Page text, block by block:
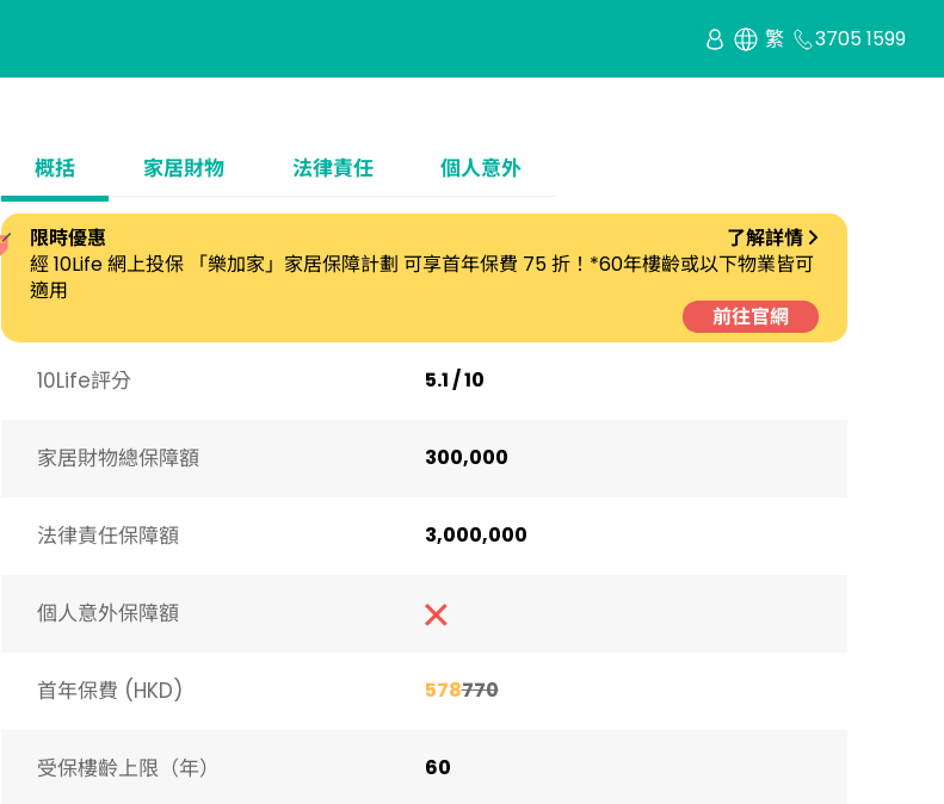
繁 3705 1599
概括 家居財物 法律責任 個人意外
限時優惠
了解詳情
經 10Life 網上投保 「樂加家」家居保障計劃 可享首年保費 75 折！*60年樓齡或以下物業皆可
適用
前往官網
10Life評分 5.1 / 10
家居財物總保障額 300,000
法律責任保障額 3,000,000
個人意外保障額
首年保費 (HKD) 578770
受保樓齡上限（年）​ 60